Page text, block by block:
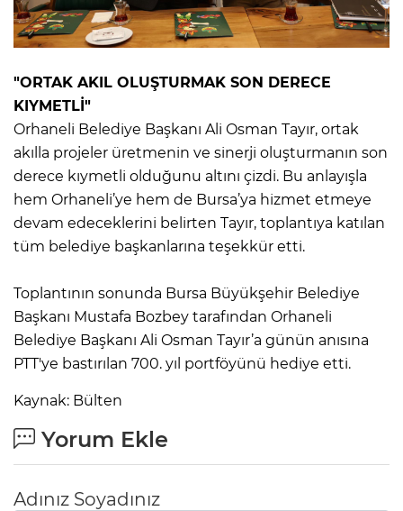
"ORTAK AKIL OLUŞTURMAK SON DERECE
KIYMETLİ"
Orhaneli Belediye Başkanı Ali Osman Tayır, ortak
akılla projeler üretmenin ve sinerji oluşturmanın son
derece kıymetli olduğunu altını çizdi. Bu anlayışla
hem Orhaneli’ye hem de Bursa’ya hizmet etmeye
devam edeceklerini belirten Tayır, toplantıya katılan
tüm belediye başkanlarına teşekkür etti.
Toplantının sonunda Bursa Büyükşehir Belediye
Başkanı Mustafa Bozbey tarafından Orhaneli
Belediye Başkanı Ali Osman Tayır’a günün anısına
PTT'ye bastırılan 700. yıl portföyünü hediye etti.
Kaynak: Bülten
Yorum Ekle
Adınız Soyadınız